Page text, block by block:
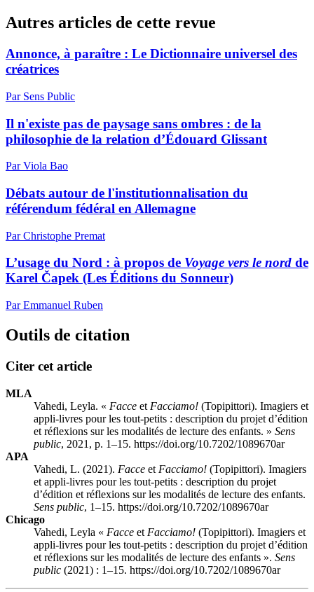
Autres articles de cette revue
Annonce, à paraître : Le Dictionnaire universel des
créatrices
Par Sens Public
Il n'existe pas de paysage sans ombres : de la
philosophie de la relation d’Édouard Glissant
Par Viola Bao
Débats autour de l'institutionnalisation du
référendum fédéral en Allemagne
Par Christophe Premat
L’usage du Nord : à propos de Voyage vers le nord de
Karel Čapek (Les Éditions du Sonneur)
Par Emmanuel Ruben
Outils de citation
Citer cet article
MLA
Vahedi, Leyla. « Facce et Facciamo! (Topipittori). Imagiers et
appli-livres pour les tout-petits : description du projet d’édition
et réflexions sur les modalités de lecture des enfants. » Sens
public, 2021, p. 1–15. https://doi.org/10.7202/1089670ar
APA
Vahedi, L. (2021). Facce et Facciamo! (Topipittori). Imagiers
et appli-livres pour les tout-petits : description du projet
d’édition et réflexions sur les modalités de lecture des enfants.
Sens public, 1–15. https://doi.org/10.7202/1089670ar
Chicago
Vahedi, Leyla « Facce et Facciamo! (Topipittori). Imagiers et
appli-livres pour les tout-petits : description du projet d’édition
et réflexions sur les modalités de lecture des enfants ». Sens
public (2021) : 1–15. https://doi.org/10.7202/1089670ar